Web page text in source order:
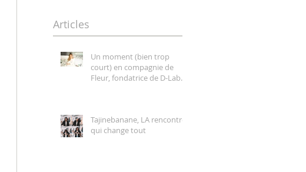
Articles
Un moment (bien trop
court) en compagnie de
Fleur, fondatrice de D-Lab
Tajinebanane, LA rencontre
qui change tout